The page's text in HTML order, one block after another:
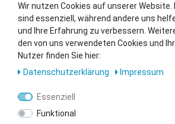
Sie wollen uns beliefern?
Kontaktieren Sie unser GSMshop Purchase
Whatsapp: +436766684438
info@gsmshop.at
13.02.2024 14:55
Wir nutzen Cookies auf unserer Website.
sind essenziell, während andere uns
und Ihre Erfahrung zu verbessern.
den von uns verwendeten Cookies und
Nutzer finden Sie hier:
Daten­schutz­erklärung
Impressum
Essenziell
Funktional